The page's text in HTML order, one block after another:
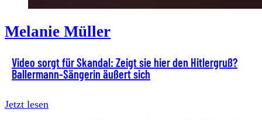
Melanie Müller
Video sorgt für Skandal: Zeigt sie hier den Hitlergruß?
Ballermann-Sängerin äußert sich
Jetzt lesen